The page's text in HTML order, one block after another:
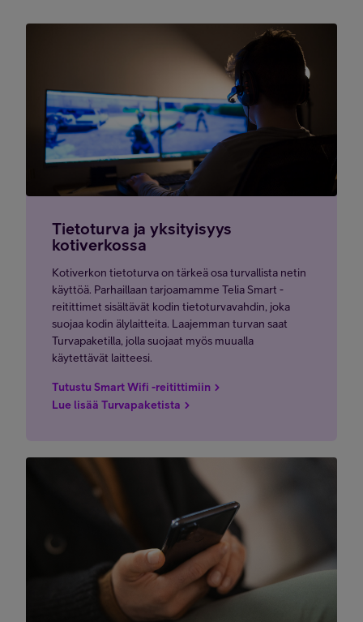
Tietoturva ja yksityisyys
kotiverkossa
Kotiverkon tietoturva on tärkeä osa turvallista netin
käyttöä. Parhaillaan tarjoamamme Telia Smart -
reitittimet sisältävät kodin tietoturvavahdin, joka
suojaa kodin älylaitteita. Laajemman turvan saat
Turvapaketilla, jolla suojaat myös muualla
käytettävät laitteesi.
Tutustu Smart Wifi -reitittimiin
Lue lisää Turvapaketista